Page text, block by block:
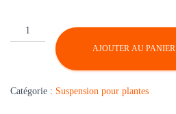
quantité
de
plantes
AJOUTER AU PANIER
Catégorie : Suspension pour plantes